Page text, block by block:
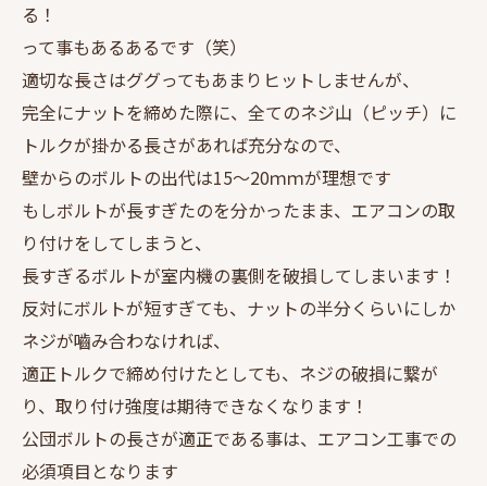
る！
って事もあるあるです（笑）
適切な長さはググってもあまりヒットしませんが、
完全にナットを締めた際に、全てのネジ山（ピッチ）に
トルクが掛かる長さがあれば充分なので、
壁からのボルトの出代は15～20ｍｍが理想です
もしボルトが長すぎたのを分かったまま、エアコンの取
り付けをしてしまうと、
長すぎるボルトが室内機の裏側を破損してしまいます！
反対にボルトが短すぎても、ナットの半分くらいにしか
ネジが嚙み合わなければ、
適正トルクで締め付けたとしても、ネジの破損に繋が
り、取り付け強度は期待できなくなります！
公団ボルトの長さが適正である事は、エアコン工事での
必須項目となります